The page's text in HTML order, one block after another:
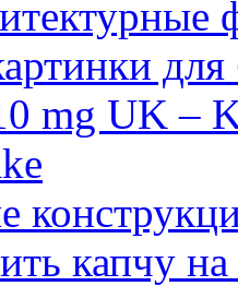
mg UK –
капчу